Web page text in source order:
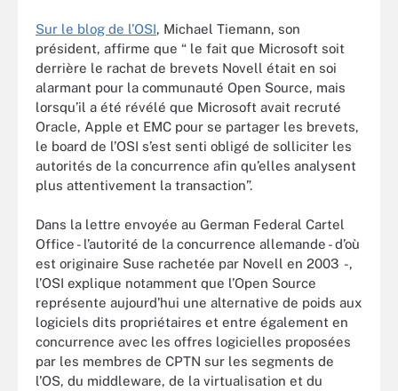
Sur le blog de l’OSI, Michael Tiemann, son
président, affirme que “ le fait que Microsoft soit
derrière le rachat de brevets Novell était en soi
alarmant pour la communauté Open Source, mais
lorsqu’il a été révélé que Microsoft avait recruté
Oracle, Apple et EMC pour se partager les brevets,
le board de l’OSI s’est senti obligé de solliciter les
autorités de la concurrence afin qu’elles analysent
plus attentivement la transaction”.
Dans la lettre envoyée au German Federal Cartel
Office - l’autorité de la concurrence allemande - d’où
est originaire Suse rachetée par Novell en 2003 -,
l’OSI explique notamment que l’Open Source
représente aujourd’hui une alternative de poids aux
logiciels dits propriétaires et entre également en
concurrence avec les offres logicielles proposées
par les membres de CPTN sur les segments de
l’OS, du middleware, de la virtualisation et du